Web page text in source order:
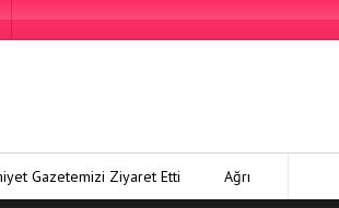
Gazetemizi Ziyaret Etti Ağrı